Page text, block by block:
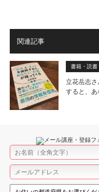
関連記事
書籍・読書
立花岳志
すると、